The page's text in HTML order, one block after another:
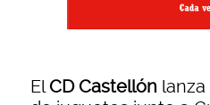
ElCD Castellón